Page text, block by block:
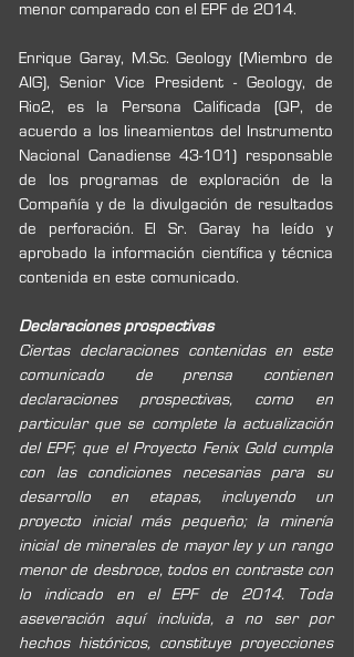
menor comparado con el EPF de 2014.
Enrique Garay, M.Sc. Geology (Miembro de
AIG), Senior Vice President - Geology, de
Rio2, es la Persona Calificada (QP, de
acuerdo a los lineamientos del Instrumento
Nacional Canadiense 43-101) responsable
de los programas de exploración de la
Compañía y de la divulgación de resultados
de perforación. El Sr. Garay ha leído y
aprobado la información científica y técnica
contenida en este comunicado.
Declaraciones prospectivas
Ciertas declaraciones contenidas en este
comunicado de prensa contienen
declaraciones prospectivas, como en
particular que se complete la actualización
del EPF; que el Proyecto Fenix Gold cumpla
con las condiciones necesarias para su
desarrollo en etapas, incluyendo un
proyecto inicial más pequeño; la minería
inicial de minerales de mayor ley y un rango
menor de desbroce, todos en contraste con
lo indicado en el EPF de 2014. Toda
aseveración aquí incluida, a no ser por
hechos históricos, constituye proyecciones